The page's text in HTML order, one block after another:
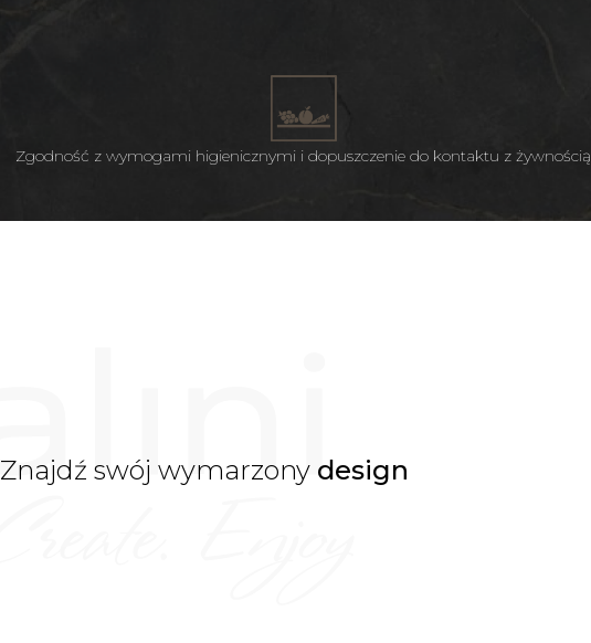
Zgodność z wymogami higienicznymi i dopuszczenie do kontaktu z żywnością
Znajdź swój wymarzony design